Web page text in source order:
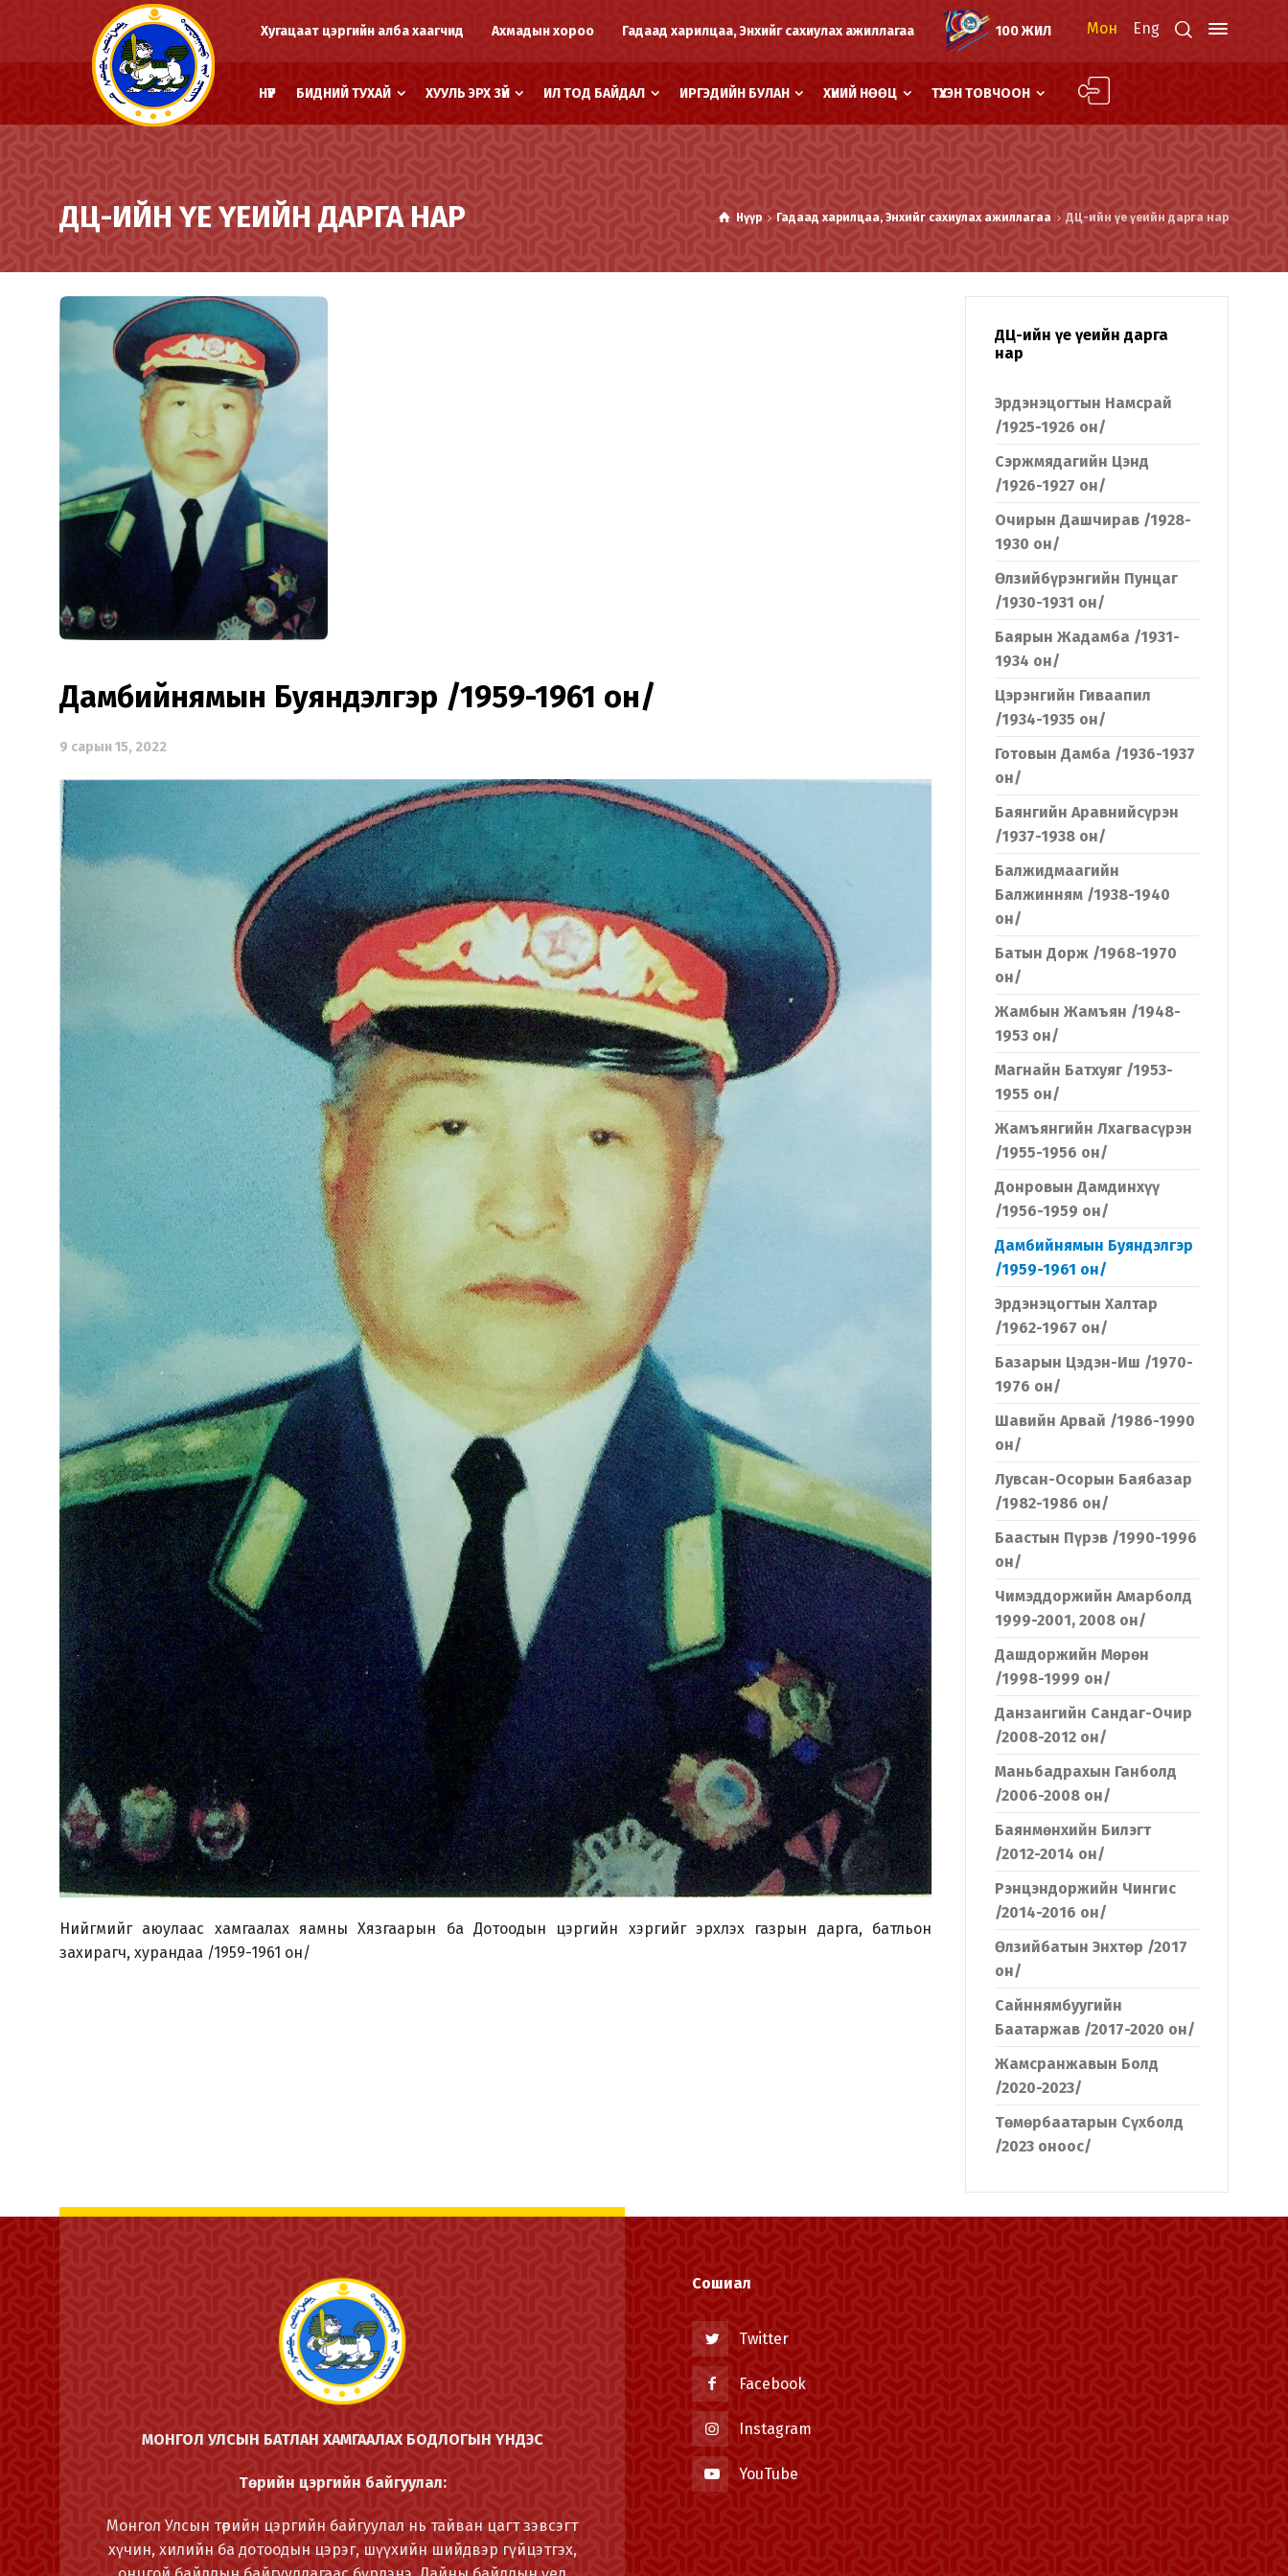
Хугацаат цэргийн алба хаагчид Ахмадын хороо Гадаад харилцаа, Энхийг сахиулах ажиллагаа 100 ЖИЛ Мон Eng
НҮҮР БИДНИЙ ТУХАЙ ХУУЛЬ ЭРХ ЗҮЙ ИЛ ТОД БАЙДАЛ ИРГЭДИЙН БУЛАН ХҮНИЙ НӨӨЦ ТҮҮХЭН ТОВЧООН
ДЦ-ИЙН ҮЕ ҮЕИЙН ДАРГА НАР Нүүр Гадаад харилцаа, Энхийг сахиулах ажиллагаа ДЦ-ийн үе үеийн дарга нар
Дамбийнямын Буяндэлгэр /1959-1961 он/
9 сарын 15, 2022
Нийгмийг аюулаас хамгаалах яамны Хязгаарын ба Дотоодын цэргийн хэргийг эрхлэх газрын дарга, батльон
захирагч, хурандаа /1959-1961 он/
ДЦ-ийн үе үеийн дарга
нар
Эрдэнэцогтын Намсрай
/1925-1926 он/
Сэржмядагийн Цэнд
/1926-1927 он/
Очирын Дашчирав /1928-
1930 он/
Өлзийбүрэнгийн Пунцаг
/1930-1931 он/
Баярын Жадамба /1931-
1934 он/
Цэрэнгийн Гиваапил
/1934-1935 он/
Готовын Дамба /1936-1937
он/
Баянгийн Аравнийсүрэн
/1937-1938 он/
Балжидмаагийн
Балжинням /1938-1940
он/
Батын Дорж /1968-1970
он/
Жамбын Жамъян /1948-
1953 он/
Магнайн Батхуяг /1953-
1955 он/
Жамъянгийн Лхагвасүрэн
/1955-1956 он/
Донровын Дамдинхүү
/1956-1959 он/
Дамбийнямын Буяндэлгэр
/1959-1961 он/
Эрдэнэцогтын Халтар
/1962-1967 он/
Базарын Цэдэн-Иш /1970-
1976 он/
Шавийн Арвай /1986-1990
он/
Лувсан-Осорын Баябазар
/1982-1986 он/
Баастын Пүрэв /1990-1996
он/
Чимэддоржийн Амарболд
1999-2001, 2008 он/
Дашдоржийн Мөрөн
/1998-1999 он/
Данзангийн Сандаг-Очир
/2008-2012 он/
Маньбадрахын Ганболд
/2006-2008 он/
Баянмөнхийн Билэгт
/2012-2014 он/
Рэнцэндоржийн Чингис
/2014-2016 он/
Өлзийбатын Энхтөр /2017
он/
Сайннямбуугийн
Баатаржав /2017-2020 он/
Жамсранжавын Болд
/2020-2023/
Төмөрбаатарын Сүхболд
/2023 оноос/
МОНГОЛ УЛСЫН БАТЛАН ХАМГААЛАХ БОДЛОГЫН ҮНДЭС
Төрийн цэргийн байгуулал:
Монгол Улсын төрийн цэргийн байгуулал нь тайван цагт зэвсэгт
хүчин, хилийн ба дотоодын цэрэг, шүүхийн шийдвэр гүйцэтгэх,
Сошиал
Twitter
Facebook
Instagram
YouTube